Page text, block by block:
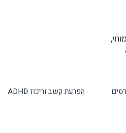
הפרעת קשב וריכוז ADHD